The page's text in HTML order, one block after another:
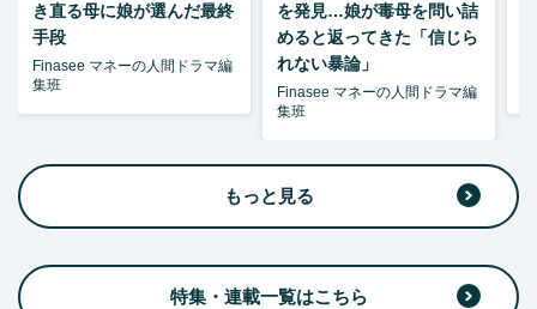
き直る母に娘が選んだ最終
手段
Finasee マネーの人間ドラマ編
集班
を発見…娘が毒母を問い詰
めると返ってきた「信じら
れない暴論」
Finasee マネーの人間ドラマ編
集班
もっと見る
特集・連載一覧はこちら